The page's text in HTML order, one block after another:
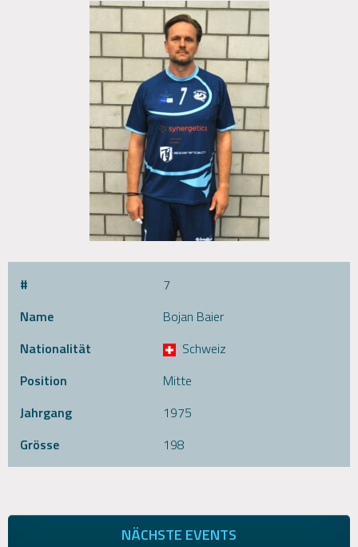
#
7
Name
Bojan Baier
Nationalität
Schweiz
Position
Mitte
Jahrgang
1975
Grösse
198
NÄCHSTE EVENTS